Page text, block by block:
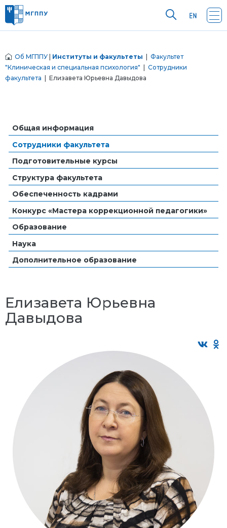
Об МГППУ Институты и факультеты
Факультет
"Клиническая и специальная психология"
Сотрудники
факультета | Елизавета Юрьевна Давыдова
Общая информация
Сотрудники факультета
Подготовительные курсы
Структура факультета
Обеспеченность кадрами
Конкурс «Мастера коррекционной педагогики»
Образование
Наука
Дополнительное образование
Елизавета Юрьевна
Давыдова